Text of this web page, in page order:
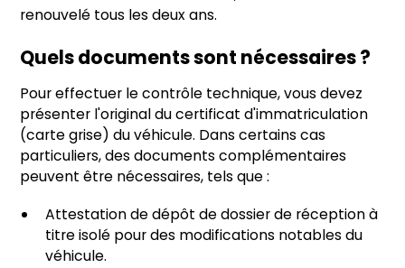
renouvelé tous les deux ans.
Quels documents sont nécessaires ?
Pour effectuer le contrôle technique, vous devez
présenter l'original du certificat d'immatriculation
(carte grise) du véhicule. Dans certains cas
particuliers, des documents complémentaires
peuvent être nécessaires, tels que :
Attestation de dépôt de dossier de réception à
titre isolé pour des modifications notables du
véhicule.